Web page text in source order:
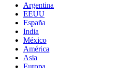
Argentina
EEUU
España
India
México
América
Asia
Europa